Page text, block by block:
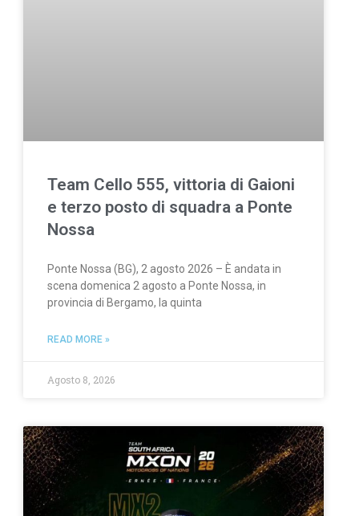
Team Cello 555, vittoria di Gaioni
e terzo posto di squadra a Ponte
Nossa
Ponte Nossa (BG), 2 agosto 2026 – È andata in
scena domenica 2 agosto a Ponte Nossa, in
provincia di Bergamo, la quinta
READ MORE »
Agosto 8, 2026